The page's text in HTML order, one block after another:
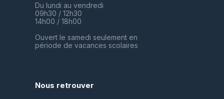
Du lundi au vendredi
09h30 / 12h30
14h00 / 18h00
Ouvert le samedi seulement en
période de vacances scolaires
Nous retrouver